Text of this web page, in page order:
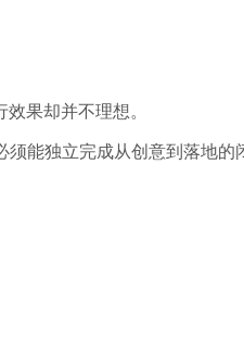
果却并不理想。
能独立完成从创意到落地的